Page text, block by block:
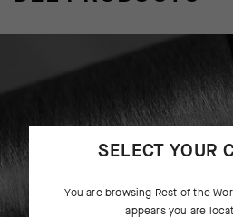
SELECT YOUR
You are browsing Rest of the
appears you are